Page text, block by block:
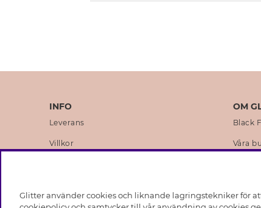
INFO
Leverans
Villkor
Medlemsvillkor
OM
Black
Våra
Glitter använder cookies och liknande lagringstekniker för